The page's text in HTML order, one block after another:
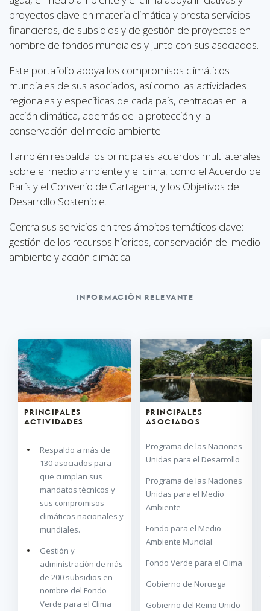
proyectos clave en materia climática y presta servicios
financieros, de subsidios y de gestión de proyectos en
nombre de fondos mundiales y junto con sus asociados.
Este portafolio apoya los compromisos climáticos
mundiales de sus asociados, así como las actividades
regionales y específicas de cada país, centradas en la
acción climática, además de la protección y la
conservación del medio ambiente.
También respalda los principales acuerdos multilaterales
sobre el medio ambiente y el clima, como el Acuerdo de
París y el Convenio de Cartagena, y los Objetivos de
Desarrollo Sostenible.
Centra sus servicios en tres ámbitos temáticos clave:
gestión de los recursos hídricos, conservación del medio
ambiente y acción climática.
INFORMACIÓN RELEVANTE
PRINCIPALES
ACTIVIDADES
Respaldo a más de
130 asociados para
que cumplan sus
mandatos técnicos y
sus compromisos
climáticos nacionales y
mundiales.
Gestión y
administración de más
de 200 subsidios en
nombre del Fondo
Verde para el Clima
PRINCIPALES
ASOCIADOS
Programa de las Naciones
Unidas para el Desarrollo
Programa de las Naciones
Unidas para el Medio
Ambiente
Fondo para el Medio
Ambiente Mundial
Fondo Verde para el Clima
Gobierno de Noruega
Gobierno del Reino Unido